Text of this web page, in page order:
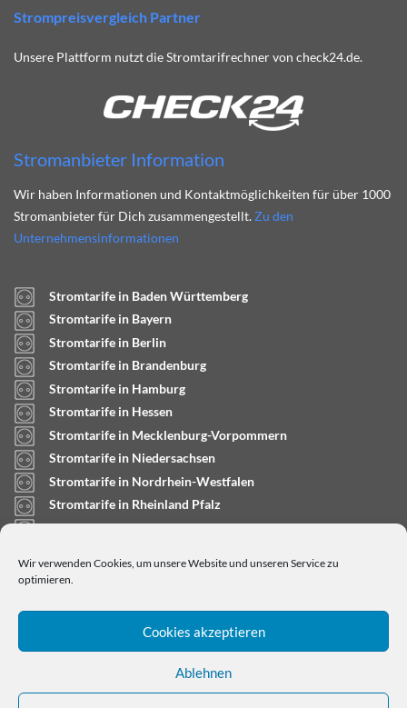
Wir verwenden Cookies, um unsere Website und unseren Service zu
optimieren.
Cookies akzeptieren
Ablehnen
Strompreisvergleich Partner
Unsere Plattform nutzt die Stromtarifrechner von check24.de.
Stromanbieter Information
Wir haben Informationen und Kontaktmöglichkeiten für über 1000
Stromanbieter für Dich zusammengestellt. Zu den
Unternehmensinformationen
Stromtarife in Baden Württemberg
Stromtarife in Bayern
Stromtarife in Berlin
Stromtarife in Brandenburg
Stromtarife in Hamburg
Stromtarife in Hessen
Stromtarife in Mecklenburg-Vorpommern
Stromtarife in Niedersachsen
Stromtarife in Nordrhein-Westfalen
Stromtarife in Rheinland Pfalz
Stromtarife in Saarland
Stromtarife in Schleswig-Holstein